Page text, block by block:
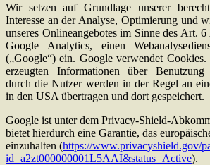
Wir setzen auf Grundlage unserer
Interesse an der Analyse, Optimierung und
unseres Onlineangebotes im Sinne des Art.
Google Analytics, einen
(„Google“) ein. Google verwendet
erzeugten Informationen über Benutzung
durch die Nutzer werden in der Regel an
in den USA übertragen und dort gespeichert.
Google ist unter dem Privacy-Shield-
bietet hierdurch eine Garantie, das
einzuhalten (https://www.privacyshield.gov/
id=a2zt000000001L5AAI&status=Active).